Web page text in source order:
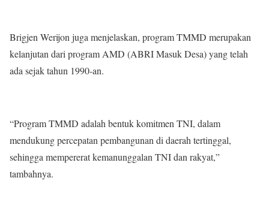
Brigjen Werijon juga menjelaskan, program TMMD merupakan
kelanjutan dari program AMD (ABRI Masuk Desa) yang telah
ada sejak tahun 1990-an.
“Program TMMD adalah bentuk komitmen TNI, dalam
mendukung percepatan pembangunan di daerah tertinggal,
sehingga mempererat kemanunggalan TNI dan rakyat,”
tambahnya.